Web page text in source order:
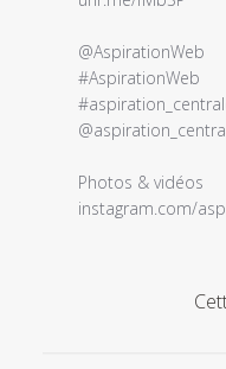
@AspirationWeb
#AspirationWeb
Photos & vidéos
instagram.com/